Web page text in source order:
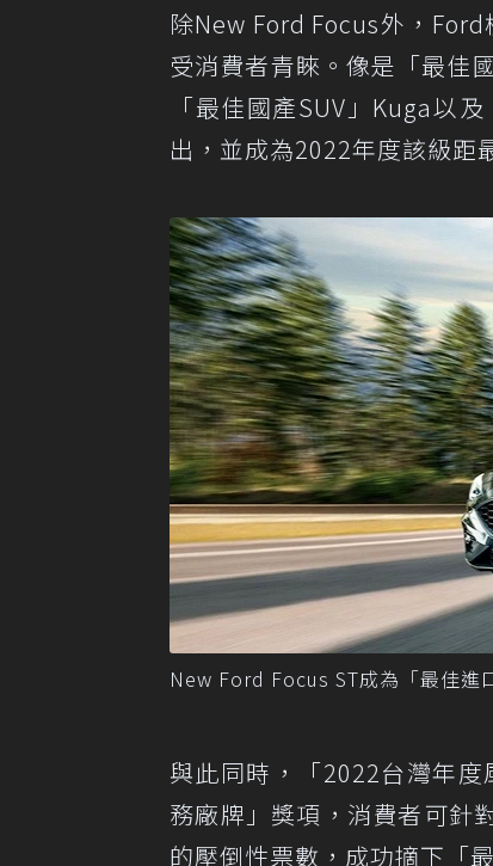
除New Ford Focus外，
受消費者青睞。像是「最佳
「最佳國產SUV」Kuga以
出，並成為2022年度該級距
New Ford Focus ST成為「最佳進
與此同時，「2022台灣年
務廠牌」獎項，消費者可針
的壓倒性票數，成功摘下「